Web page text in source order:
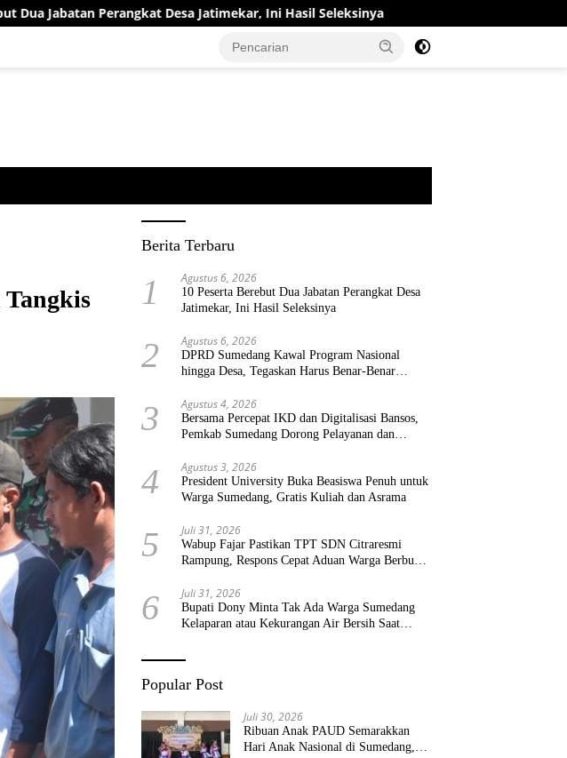
Perangkat Desa Jatimekar, Ini Hasil Seleksinya DPRD Sumedang Kawal
Berita Terbaru
1 Agustus 6, 2026
10 Peserta Berebut Dua Jabatan Perangkat Desa
Jatimekar, Ini Hasil Seleksinya
2 Agustus 6, 2026
DPRD Sumedang Kawal Program Nasional
hingga Desa, Tegaskan Harus Benar-Benar
3 Agustus 4, 2026
Bersama Percepat IKD dan Digitalisasi Bansos,
Pemkab Sumedang Dorong Pelayanan dan
4 Agustus 3, 2026
President University Buka Beasiswa Penuh untuk
Warga Sumedang, Gratis Kuliah dan Asrama
5 Juli 31, 2026
Wabup Fajar Pastikan TPT SDN Citraresmi
Rampung, Respons Cepat Aduan Warga Berbuah
6 Juli 31, 2026
Bupati Dony Minta Tak Ada Warga Sumedang
Kelaparan atau Kekurangan Air Bersih Saat
Popular Post
Juli 30, 2026
Ribuan Anak PAUD Semarakkan
Hari Anak Nasional di Sumedang,